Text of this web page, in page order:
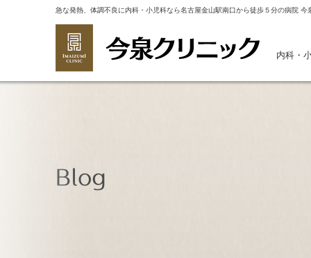
急な発熱、体調不良に内科・小児科なら名古屋金山駅南口から徒歩５分の病院 今
内科・